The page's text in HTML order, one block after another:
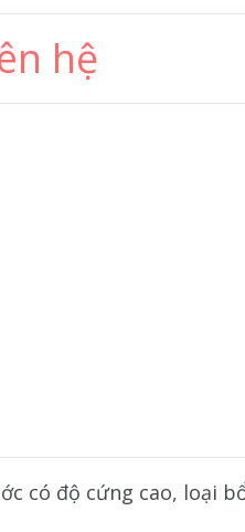
hệ
có độ cứng cao, loại